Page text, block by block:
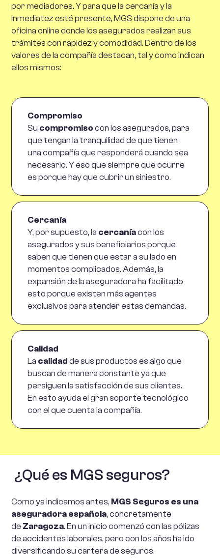
por mediadores. Y para que la cercanía y la
inmediatez esté presente, MGS dispone de una
oficina online donde los asegurados realizan sus
trámites con rapidez y comodidad. Dentro de los
valores de la compañía destacan, tal y como indican
ellos mismos:
Compromiso
Su compromisocon los asegurados, para
que tengan la tranquilidad de que tienen
una compañía que responderá cuando sea
necesario. Y eso que siempre que ocurre
es porque hay que cubrir un siniestro.
Cercanía
Y, por supuesto, la cercaníacon los
asegurados y sus beneficiarios porque
saben que tienen que estar a su lado en
momentos complicados. Además, la
expansión de la aseguradora ha facilitado
esto porque existen más agentes
exclusivos para atender estas demandas.
Calidad
La calidadde sus productos es algo que
buscan de manera constante ya que
persiguen la satisfacción de sus clientes.
En esto ayuda el gran soporte tecnológico
con el que cuenta la compañía.
¿Qué es MGS seguros?
Como ya indicamos antes, MGS Seguros es una
aseguradora española, concretamente
de Zaragoza. En un inicio comenzó con las pólizas
de accidentes laborales, pero con los años ha ido
diversificando su cartera de seguros.